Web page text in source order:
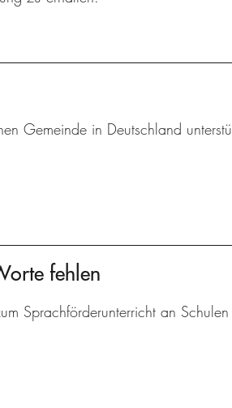
Gemeinde in Deutschland
fehlen
Sprachförderunterricht an Schulen